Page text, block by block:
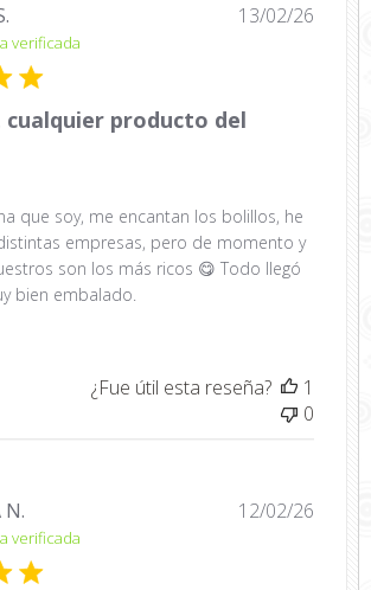
verificada
cualquier producto del
que soy, me encantan los bolillos, he
empresas, pero de momento y
son los más ricos 😋 Todo llegó
bien embalado.
13/02/26
¿Fue útil esta reseña?
1
0
N.
verificada
12/02/26